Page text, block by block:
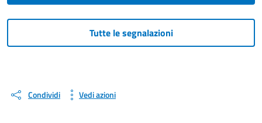
Tutte le segnalazioni
Condividi Vedi azioni